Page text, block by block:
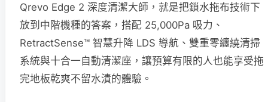
Qrevo Edge 2 深度清潔大師，就是把鎖水拖布技術下
放到中階機種的答案，搭配 25,000Pa 吸力、
RetractSense™ 智慧升降 LDS 導航、雙重零纏繞清掃
系統與十合一自動清潔座，讓預算有限的人也能享受拖
完地板乾爽不留水漬的體驗。